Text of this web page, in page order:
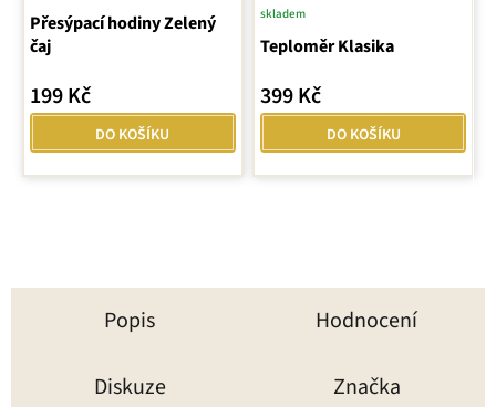
Přesýpací hodiny Zelený
čaj
199 Kč
DO KOŠÍKU
Teploměr Klasika
skladem
399 Kč
DO KOŠÍKU
Popis Hodnocení
Diskuze Značka